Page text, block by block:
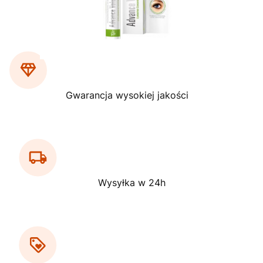
Gwarancja wysokiej jakości
Wysyłka w 24h